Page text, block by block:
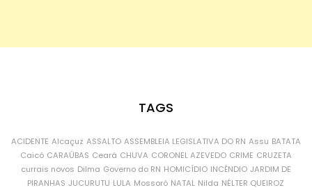
TAGS
ACIDENTE Alcaçuz ASSALTO ASSEMBLEIA LEGISLATIVA DO RN Assu BATATA
Caicó CARAÚBAS Ceará CHUVA CORONEL AZEVEDO CRIME CRUZETA
currais novos Dilma Governo do RN HOMICÍDIO INCÊNDIO JARDIM DE
PIRANHAS JUCURUTU LULA Mossoró NATAL Nilda NÉLTER QUEIROZ